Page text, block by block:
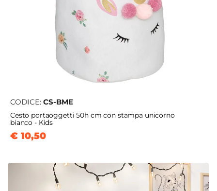
CODICE: CS-BME
Cesto portaoggetti 50h cm con stampa unicorno
bianco - Kids
€ 10,50